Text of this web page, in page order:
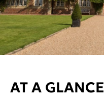
AT A GLANCE